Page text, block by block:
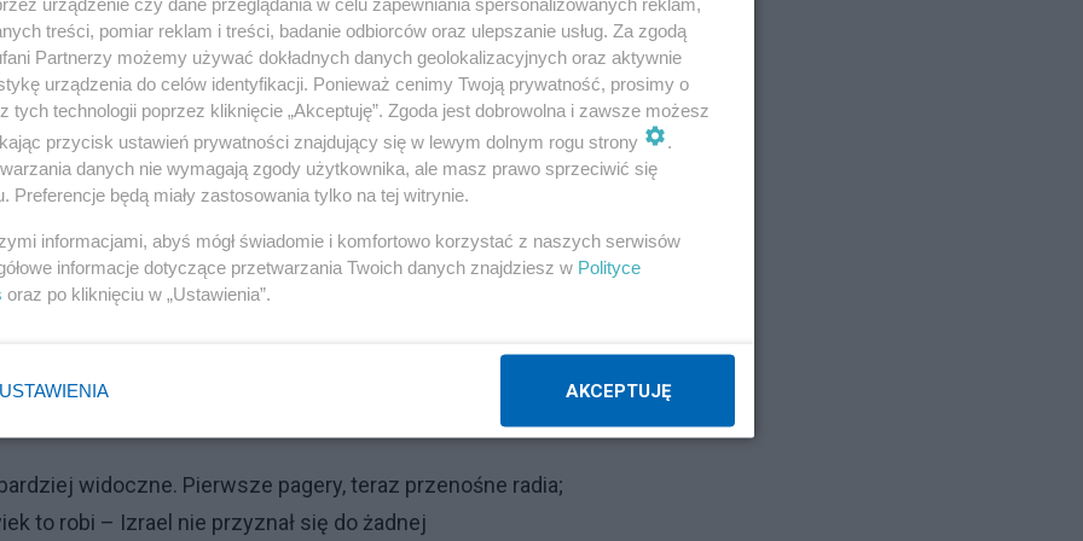
Reklama
of-exploding-pagers-in-lebanon-n2179472
explosions-lebanon-hezbollah-rcna171637?
widoczne. Pierwsze pagery, teraz przenośne radia;
to robi – Izrael nie przyznał się do żadnej
ndb2010
Napisz notkę
treści, pomiar reklam i treści, badanie odbiorców oraz ulepszanie usług. Za zgodą
Partnerzy możemy używać dokładnych danych geolokalizacyjnych oraz aktywnie
urządzenia do celów identyfikacji. Ponieważ cenimy Twoją prywatność, prosimy o
tych technologii poprzez kliknięcie „Akceptuję”. Zgoda jest dobrowolna i zawsze możesz
przycisk ustawień prywatności znajdujący się w lewym dolnym rogu strony
.
danych nie wymagają zgody użytkownika, ale masz prawo sprzeciwić się
Preferencje będą miały zastosowania tylko na tej witrynie.
informacjami, abyś mógł świadomie i komfortowo korzystać z naszych serwisów
informacje dotyczące przetwarzania Twoich danych znajdziesz w Polityce
oraz po kliknięciu w „Ustawienia”.
USTAWIENIA AKCEPTUJĘ